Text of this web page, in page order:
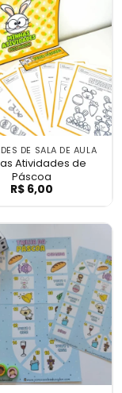
Colorir
DE SALA DE AULA
Atividades de
Páscoa
Minhas
R$6,00